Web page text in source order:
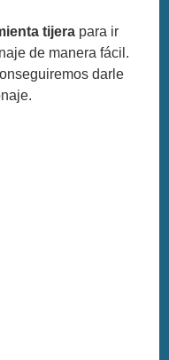
tijera para ir
de manera fácil.
darle